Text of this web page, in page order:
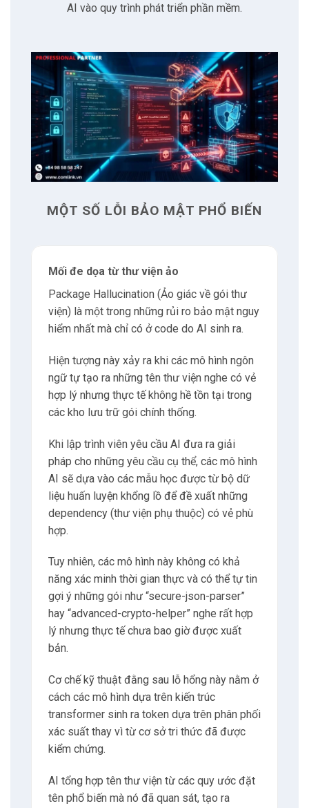
5.2 Quy trình gỡ lỗi hệ thống
6 Ngăn chặn xung đột và trùng lặp
6.1 Kiến trúc Single Source of Truth
6.2 Tái sử dụng Mã (DRY Principle)
7.2 Điều phối đa Tác nhân
7.4 AI-Native CI/CD Pipeline
Có thể bạn quan tâm
8.1 Nguyễn Xuân Hoàng
Liên hệ
9.2 Giờ làm việc
9.3 E-mail
Tư vấn
AI vào quy trình phát triển phần mềm.
MỘT SỐ LỖI BẢO MẬT PHỔ BIẾN
Mối đe dọa từ thư viện ảo
Package Hallucination (Ảo giác về gói thư
viện) là một trong những rủi ro bảo mật nguy
hiểm nhất mà chỉ có ở code do AI sinh ra.
Hiện tượng này xảy ra khi các mô hình ngôn
ngữ tự tạo ra những tên thư viện nghe có vẻ
hợp lý nhưng thực tế không hề tồn tại trong
các kho lưu trữ gói chính thống.
Khi lập trình viên yêu cầu AI đưa ra giải
pháp cho những yêu cầu cụ thể, các mô hình
AI sẽ dựa vào các mẫu học được từ bộ dữ
liệu huấn luyện khổng lồ để đề xuất những
dependency (thư viện phụ thuộc) có vẻ phù
hợp.
Tuy nhiên, các mô hình này không có khả
năng xác minh thời gian thực và có thể tự tin
gợi ý những gói như “secure-json-parser”
hay “advanced-crypto-helper” nghe rất hợp
lý nhưng thực tế chưa bao giờ được xuất
bản.
Cơ chế kỹ thuật đằng sau lỗ hổng này nằm ở
cách các mô hình dựa trên kiến trúc
transformer sinh ra token dựa trên phân phối
xác suất thay vì từ cơ sở tri thức đã được
kiểm chứng.
AI tổng hợp tên thư viện từ các quy ước đặt
tên phổ biến mà nó đã quan sát, tạo ra